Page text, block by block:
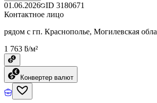
01.06.2026 ID 3180671
Контактное лицо
рядом с гп. Краснополье, Могилевская
1 763 ƃ/м²
Конвертер валют